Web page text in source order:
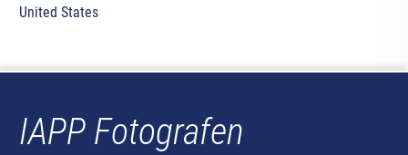
United States
IAPP Fotografen